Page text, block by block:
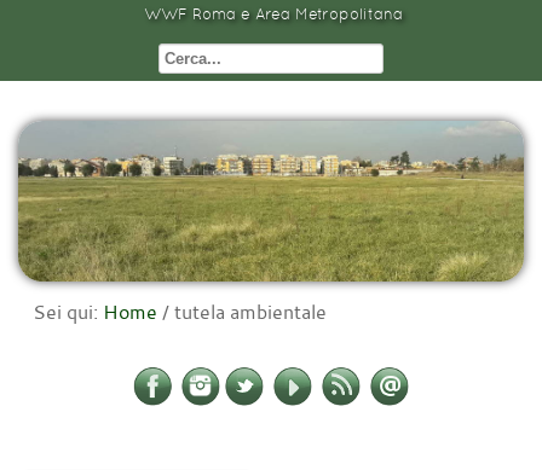
WWF Roma e Area Metropolitana
Sei qui: Home /tutela ambientale